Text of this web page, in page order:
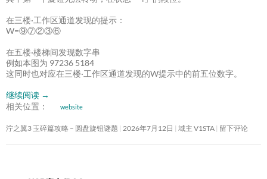
在三楼·工作区通道发现的提示：
W=⑨⑦②③⑥
在五楼·楼梯间发现数字串
例如本图为 97236 5184
这同时也对应在三楼·工作区通道发现的W提示中的前五位数字。
继续阅读 →
相关位置：
website
泞之翼3 玉碎篇攻略 – 圆盘旋钮谜题 2026年7月12日 域主 V1STA 留下评论